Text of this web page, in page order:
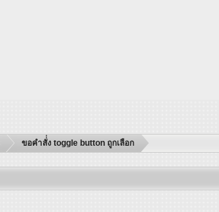
ขอคำสั่่ง toggle button ถูกเลือก